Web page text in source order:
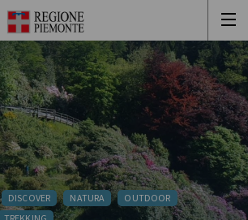
DISCOVER NATURA
OUTDOOR